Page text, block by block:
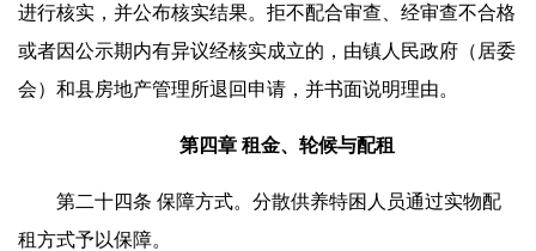
进行核实，并公布核实结果。拒不配合审查、经审查不合格
或者因公示期内有异议经核实成立的，由镇人民政府（居委
会）和县房地产管理所退回申请，并书面说明理由。
第四章 租金、轮候与配租
第二十四条 保障方式。分散供养特困人员通过实物配
租方式予以保障。